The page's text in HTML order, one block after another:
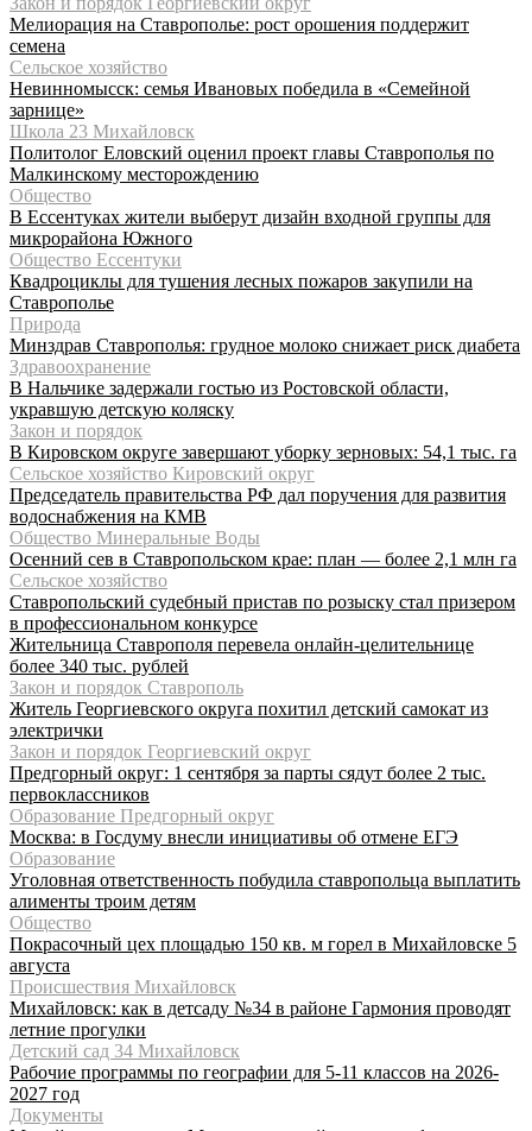
Мелиорация на Ставрополье: рост орошения поддержит
семена
Сельское хозяйство
Невинномысск: семья Ивановых победила в «Семейной
зарнице»
Школа 23 Михайловск
Политолог Еловский оценил проект главы Ставрополья по
Малкинскому месторождению
Общество
В Ессентуках жители выберут дизайн входной группы для
микрорайона Южного
Общество Ессентуки
Квадроциклы для тушения лесных пожаров закупили на
Ставрополье
Природа
Минздрав Ставрополья: грудное молоко снижает риск диабета
Здравоохранение
В Нальчике задержали гостью из Ростовской области,
укравшую детскую коляску
Закон и порядок
В Кировском округе завершают уборку зерновых: 54,1 тыс. га
Сельское хозяйство Кировский округ
Председатель правительства РФ дал поручения для развития
водоснабжения на КМВ
Общество Минеральные Воды
Осенний сев в Ставропольском крае: план — более 2,1 млн га
Сельское хозяйство
Ставропольский судебный пристав по розыску стал призером
в профессиональном конкурсе
Жительница Ставрополя перевела онлайн-целительнице
более 340 тыс. рублей
Закон и порядок Ставрополь
Житель Георгиевского округа похитил детский самокат из
электрички
Закон и порядок Георгиевский округ
Предгорный округ: 1 сентября за парты сядут более 2 тыс.
первоклассников
Образование Предгорный округ
Москва: в Госдуму внесли инициативы об отмене ЕГЭ
Образование
Уголовная ответственность побудила ставропольца выплатить
алименты троим детям
Общество
Покрасочный цех площадью 150 кв. м горел в Михайловске 5
августа
Происшествия Михайловск
Михайловск: как в детсаду №34 в районе Гармония проводят
летние прогулки
Детский сад 34 Михайловск
Рабочие программы по географии для 5-11 классов на 2026-
2027 год
Документы